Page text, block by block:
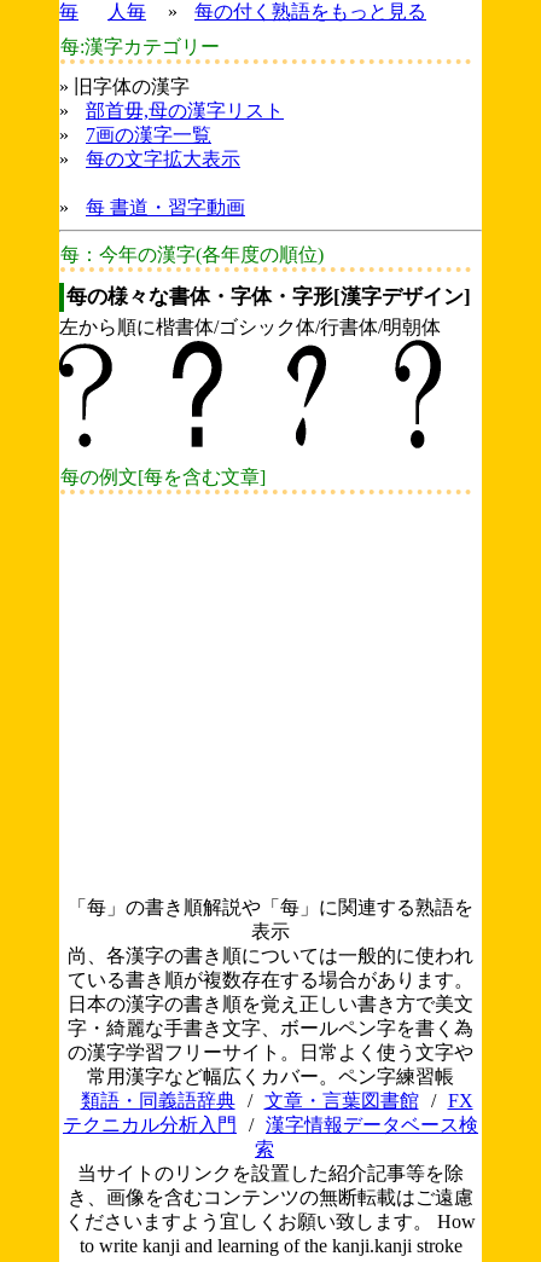
毎
人毎 »
每の付く熟語をもっと見る
每:漢字カテゴリー
» 旧字体の漢字
»
部首毋,母の漢字リスト
»
7画の漢字一覧
»
每の文字拡大表示
» 每 書道・習字動画
每：今年の漢字(各年度の順位)
每の様々な書体・字体・字形[漢字デザイン]
左から順に楷書体/ゴシック体/行書体/明朝体
每の例文[每を含む文章]
「每」の書き順解説や「每」に関連する熟語を
表示
尚、各漢字の書き順については一般的に使われ
ている書き順が複数存在する場合があります。
日本の漢字の書き順を覚え正しい書き方で美文
字・綺麗な手書き文字、ボールペン字を書く為
の漢字学習フリーサイト。日常よく使う文字や
常用漢字など幅広くカバー。ペン字練習帳
類語・同義語辞典
/ 文章・言葉図書館 /
FX
テクニカル分析入門
/ 漢字情報データベース検
索
当サイトのリンクを設置した紹介記事等を除
き、画像を含むコンテンツの無断転載はご遠慮
くださいますよう宜しくお願い致します。 How
to write kanji and learning of the kanji.kanji stroke